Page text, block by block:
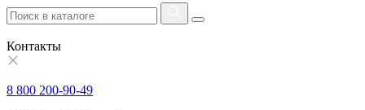
Контакты
8 800 200-90-49